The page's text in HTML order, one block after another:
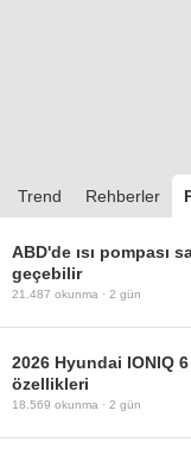
Trend Rehberler
ABD'de ısı pompası
geçebilir
21.487 okunma · 2 gün
2026 Hyundai IONIQ
özellikleri
18.569 okunma · 2 gün